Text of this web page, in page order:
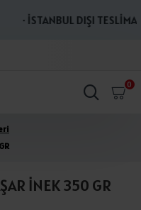
· İSTANBUL DIŞI
0
İNEK 350 GR